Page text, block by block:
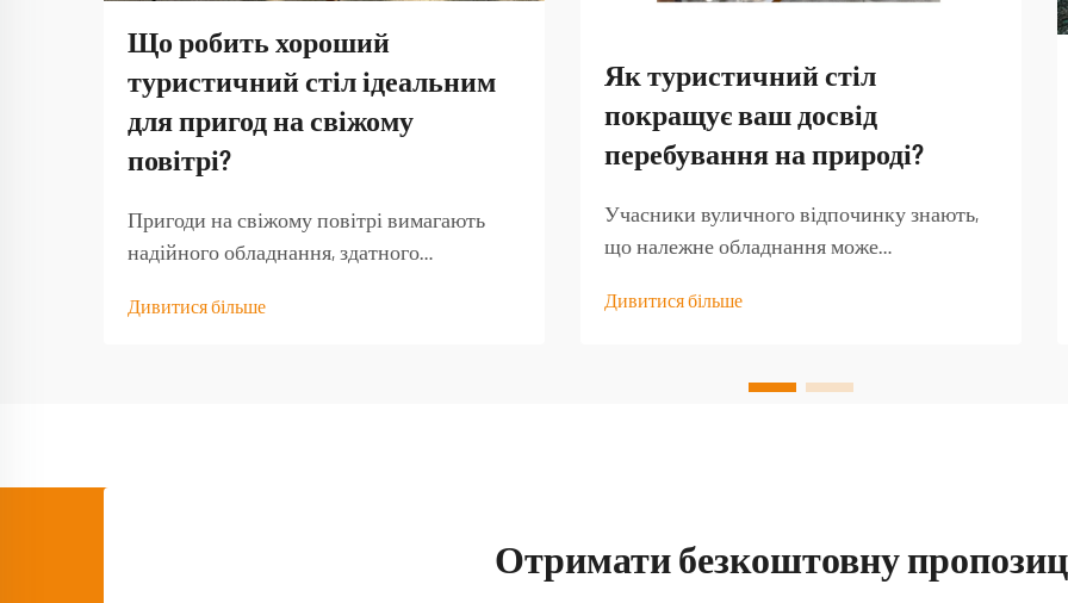
Що робить хороший
туристичний стіл ідеальним
для пригод на свіжому
повітрі?
Пригоди на свіжому повітрі вимагають
надійного обладнання, здатного
умов і забезпечити функціональність тоді,
Дивитися більше
Як туристичний стіл
покращує ваш досвід
перебування на природі?
Учасники вуличного відпочинку знають,
що належне обладнання може
на незабутню пригоду. Серед найменш
Дивитися більше
Отримати безкоштовну